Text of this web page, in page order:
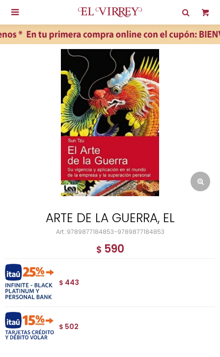

ARTE DE LA GUERRA, EL
9789877184853-9789877184853
$ 590
$ 443
$ 502